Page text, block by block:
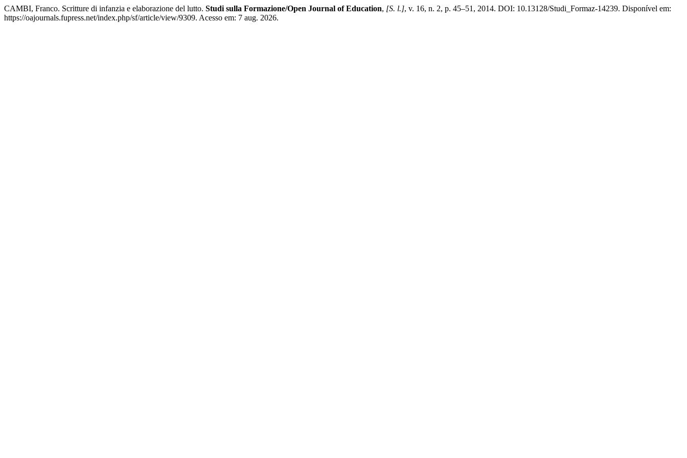
CAMBI, Franco. Scritture di infanzia e elaborazione del lutto. Studi sulla Formazione/Open Journal of Education, [S. l.], v. 16, n. 2, p. 45–51, 2014. DOI: 10.13128/Studi_Formaz-14239. Disponível em:
https://oajournals.fupress.net/index.php/sf/article/view/9309. Acesso em: 7 aug. 2026.